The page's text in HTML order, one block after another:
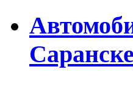
Саранске